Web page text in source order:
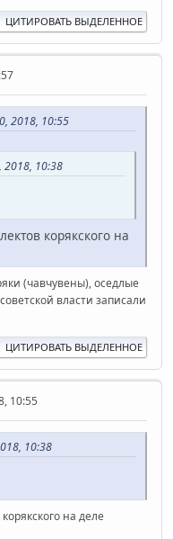
ЦИТИРОВАТЬ ВЫДЕЛЕННОЕ
2018, 10:55
10:38
корякского на
(чавчувены), оседлые
власти записали
ЦИТИРОВАТЬ ВЫДЕЛЕННОЕ
10:55
10:38
на деле